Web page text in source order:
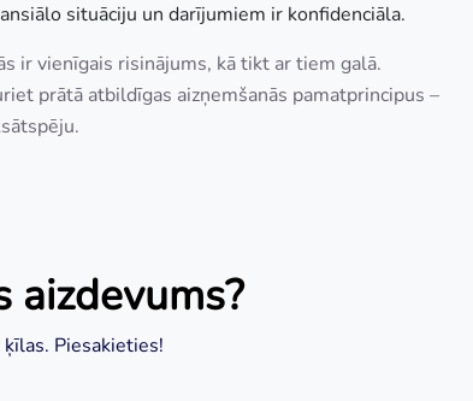
situāciju un darījumiem ir konfidenciāla.
ir vienīgais risinājums, kā tikt ar tiem galā.
prātā atbildīgas aizņemšanās pamatprincipus –
aizdevums?
Piesakieties!